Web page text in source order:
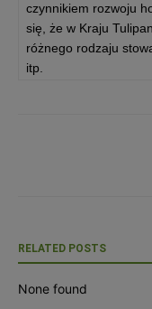
czynnikiem rozwoju
się, że w Kraju
różnego rodzaju
itp.
RELATED POSTS
None found